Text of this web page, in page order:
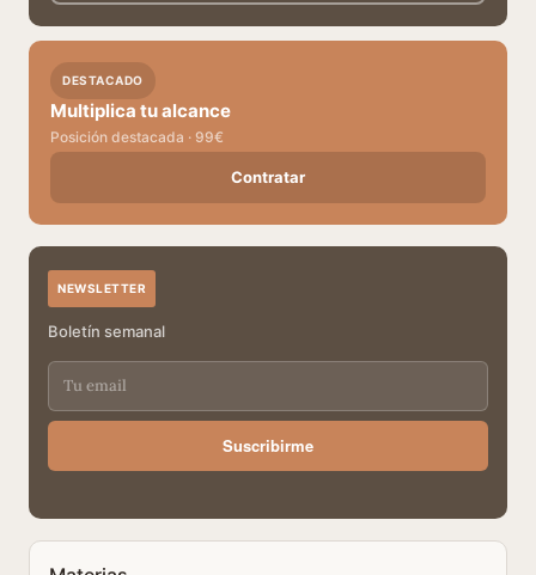
DESTACADO
Multiplica tu alcance
Posición destacada · 99€
Contratar
NEWSLETTER
Boletín semanal
Suscribirme